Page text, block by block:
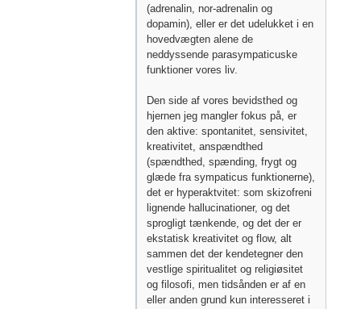
(adrenalin, nor-adrenalin og
dopamin), eller er det udelukket i en
hovedvægten alene de
neddyssende parasympaticuske
funktioner vores liv.
Den side af vores bevidsthed og
hjernen jeg mangler fokus på, er
den aktive: spontanitet, sensivitet,
kreativitet, anspændthed
(spændthed, spænding, frygt og
glæde fra sympaticus funktionerne),
det er hyperaktvitet: som skizofreni
lignende hallucinationer, og det
sprogligt tænkende, og det der er
ekstatisk kreativitet og flow, alt
sammen det der kendetegner den
vestlige spiritualitet og religiøsitet
og filosofi, men tidsånden er af en
eller anden grund kun interesseret i